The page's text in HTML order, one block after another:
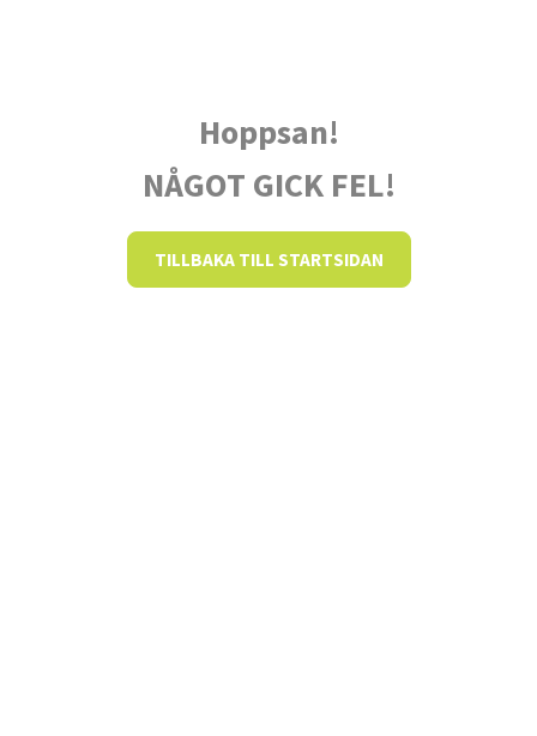
Hoppsan!
NÅGOT GICK FEL!
TILLBAKA TILL STARTSIDAN